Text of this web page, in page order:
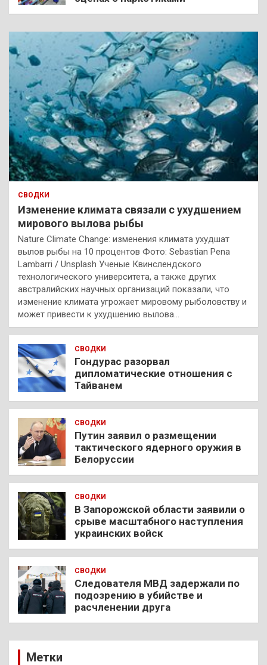
СВОДКИ
Изменение климата связали с ухудшением
мирового вылова рыбы
Nature Climate Change: изменения климата ухудшат
вылов рыбы на 10 процентов Фото: Sebastian Pena
Lambarri / Unsplash Ученые Квинслендского
технологического университета, а также других
австралийских научных организаций показали, что
изменение климата угрожает мировому рыболовству и
может привести к ухудшению вылова…
СВОДКИ
Гондурас разорвал
дипломатические отношения с
Тайванем
СВОДКИ
Путин заявил о размещении
тактического ядерного оружия в
Белоруссии
СВОДКИ
В Запорожской области заявили о
срыве масштабного наступления
украинских войск
СВОДКИ
Следователя МВД задержали по
подозрению в убийстве и
расчленении друга
Метки